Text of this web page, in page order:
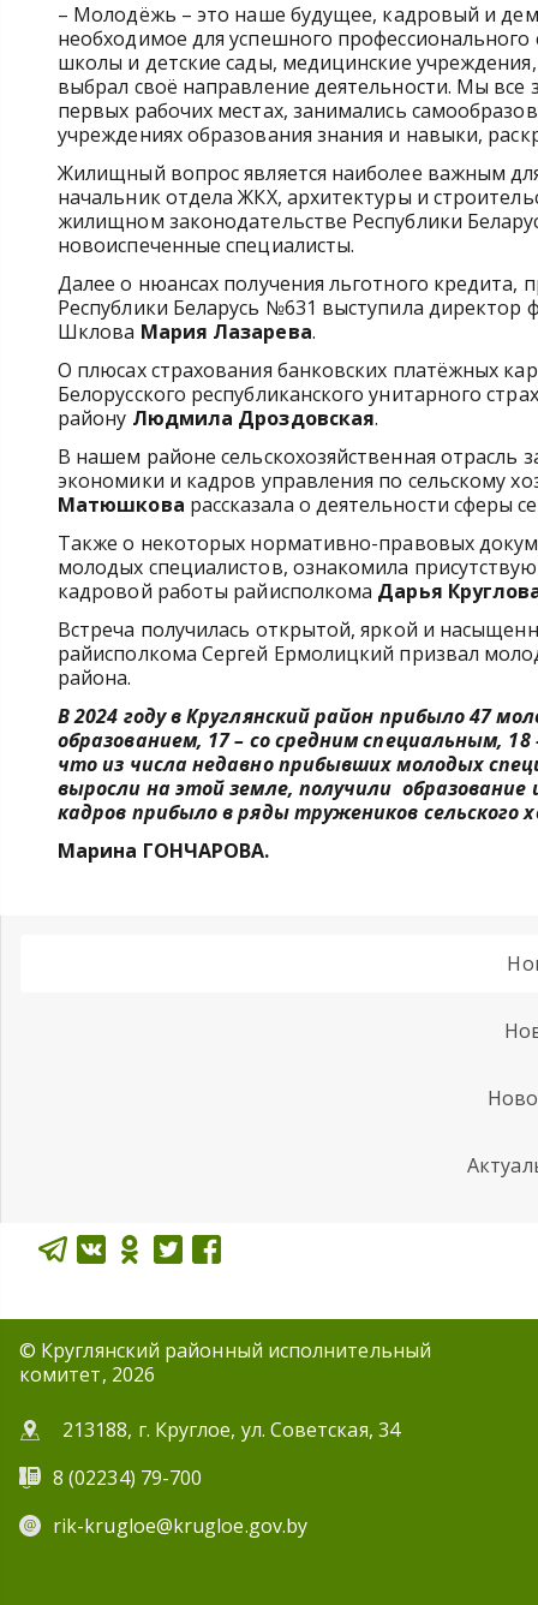
– Молодёжь – это наше будущее, кадровый и
необходимое для успешного
школы и детские сады, медицинские
выбрал своё направление деятельности. Мы
первых рабочих местах, занимались
учреждениях образования знания и навыки,
Жилищный вопрос является наиболее важным
начальник отдела ЖКХ, архитектуры и
жилищном законодательстве Республики
новоиспеченные специалисты.
Далее о нюансах получения льготного кредита,
Республики Беларусь №631 выступила директор
Шклова Мария Лазарева.
О плюсах страхования банковских платёжных
Белорусского республиканского унитарного
району Людмила Дроздовская.
В нашем районе сельскохозяйственная отрасль
экономики и кадров управления по сельскому
Матюшкова рассказала о деятельности сферы
Также о некоторых нормативно-правовых
молодых специалистов, ознакомила
кадровой работы райисполкома Дарья
Встреча получилась открытой, яркой и
райисполкома Сергей Ермолицкий призвал
района.
В 2024 году в Круглянский район прибыло 47
образованием, 17 – со средним специальным,
что из числа недавно прибывших молодых
выросли на этой земле, получили
кадров прибыло в ряды тружеников сельского
Марина ГОНЧАРОВА.
© Круглянский районный исполнительный
комитет, 2026
213188, г. Круглое, ул. Советская, 34
8 (02234) 79-700
rik-krugloe@krugloe.gov.by